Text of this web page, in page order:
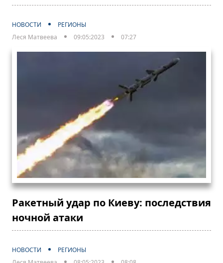
НОВОСТИ
РЕГИОНЫ
Леся Матвеева
09:05:2023 07:27
Ракетный удар по Киеву: последствия
ночной атаки
НОВОСТИ
РЕГИОНЫ